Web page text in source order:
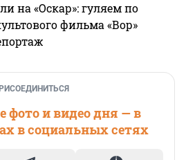
на «Оскар»: гуляем по
фильма «Вор»
фото и видео дня — в
в социальных сетях